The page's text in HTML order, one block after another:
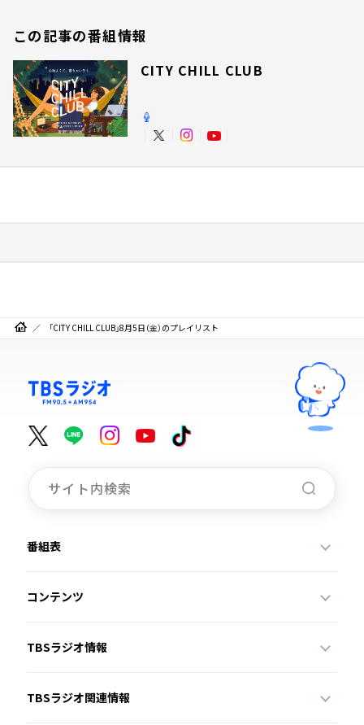
この記事の番組情報
CITY CHILL CLUB
「CITY CHILL CLUB」8月5日（金）のプレイリスト
番組表
コンテンツ
TBSラジオ情報
TBSラジオ関連情報